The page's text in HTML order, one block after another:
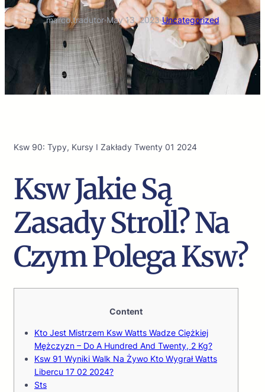
marco.tradutor·May 13, 2023·Uncategorized
Ksw 90: Typy, Kursy I Zakłady Twenty 01 2024
Ksw Jakie Są
Zasady Stroll? Na
Czym Polega Ksw?
Content
Kto Jest Mistrzem Ksw Watts Wadze Ciężkiej
Mężczyzn – Do A Hundred And Twenty, 2 Kg?
Ksw 91 Wyniki Walk Na Żywo Kto Wygrał Watts
Libercu 17 02 2024?
Sts